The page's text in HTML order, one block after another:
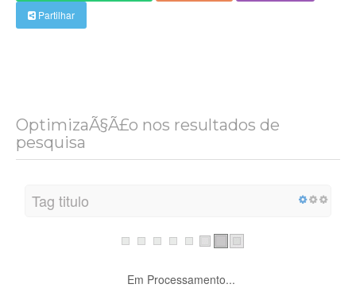
Partilhar
OptimizaÃ§Ã£o nos resultados de
pesquisa
Tag titulo
Em Processamento...